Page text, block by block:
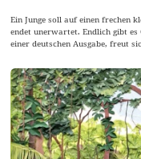
Ein Junge soll auf einen frechen
endet unerwartet. Endlich gibt
einer deutschen Ausgabe, freut